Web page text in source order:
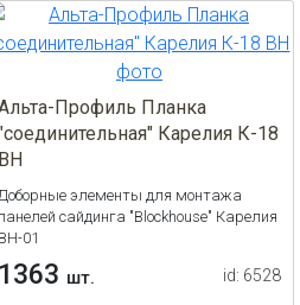
Профиль Планка
Карелия К-18
ВН
элементы для монтажа
панелей сайдинга "Blockhouse" Карелия
ВН-01
1363 шт. id: 6528